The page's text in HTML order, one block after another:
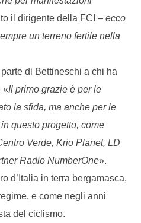
il dirigente della FCI – ecco
un terreno fertile nella
di Bettineschi a chi ha
«Il primo grazie è per le
la sfida, ma anche per le
questo progetto, come
Verde, Krio Planet, LD
Radio NumberOne».
d’Italia in terra bergamasca,
e come negli anni
del ciclismo.